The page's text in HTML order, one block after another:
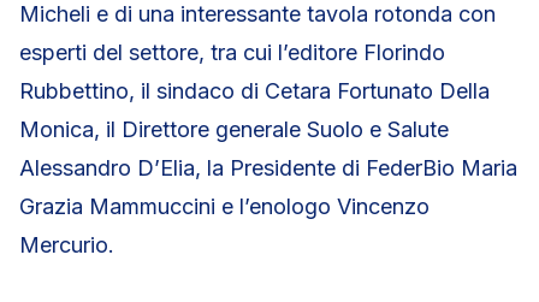
Micheli e di una interessante tavola rotonda con
esperti del settore, tra cui l’editore Florindo
Rubbettino, il sindaco di Cetara Fortunato Della
Monica, il Direttore generale Suolo e Salute
Alessandro D’Elia, la Presidente di FederBio Maria
Grazia Mammuccini e l’enologo Vincenzo
Mercurio.